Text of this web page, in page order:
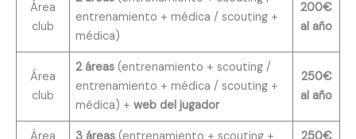
Área
club
entrenamiento + médica / scouting +
médica)
200€
al año
Área
club
2 áreas (entrenamiento + scouting /
entrenamiento + médica / scouting +
médica) +web del jugador
250€
al año